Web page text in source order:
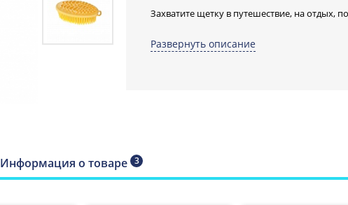
Захватите щетку в путешествие, на отдых,
Двусторонняя щетка имеет не только
Развернуть описание
Информация о товаре 3